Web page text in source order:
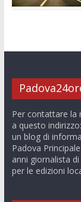
Per contattare la
a questo indirizzo:
un blog di
Padova
anni giornalista
per le edizioni